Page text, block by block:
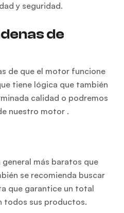
y seguridad.
de
de que el motor funcione
tiene lógica que también
calidad o podremos
nuestro motor .
más baratos que
se recomienda buscar
que garantice un total
todos sus productos.